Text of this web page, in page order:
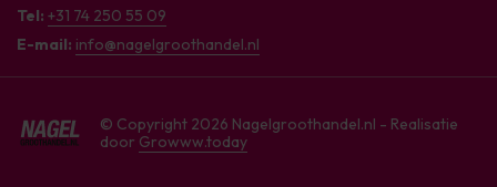
Tel: +31 74 250 55 09
E-mail: info@nagelgroothandel.nl
© Copyright 2026 Nagelgroothandel.nl - Realisatie
door Growww.today